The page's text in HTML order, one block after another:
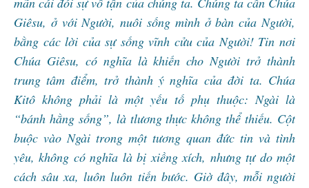
Giêsu, ở với Người, nuôi sống mình ở bàn của Người,
bằng các lời của sự sống vĩnh cửu của Người! Tin nơi
Chúa Giêsu, có nghĩa là khiến cho Người trở thành
trung tâm điểm, trở thành ý nghĩa của đời ta. Chúa
Kitô không phải là một yếu tố phụ thuộc: Ngài là
“bánh hằng sống”, là tlương thực không thể thiếu. Cột
buộc vào Ngài trong một tương quan đức tin và tình
yêu, không có nghĩa là bị xiềng xích, nhưng tự do một
cách sâu xa, luôn luôn tiến bước. Giờ đây, mỗi người